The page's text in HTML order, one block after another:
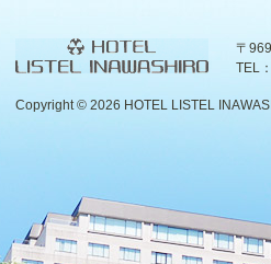
〒
TEL
Copyright © 2026 HOTEL LISTEL